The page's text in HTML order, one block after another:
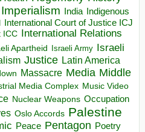
Imperialism India Indigenous
International Court of Justice ICJ
ICC International Relations
Apartheid Israeli Army Israeli
Justice Latin America
Massacre Media Middle
Media Complex Music Video
Nuclear Weapons Occupation
Oslo Accords Palestine
Peace Pentagon Poetry